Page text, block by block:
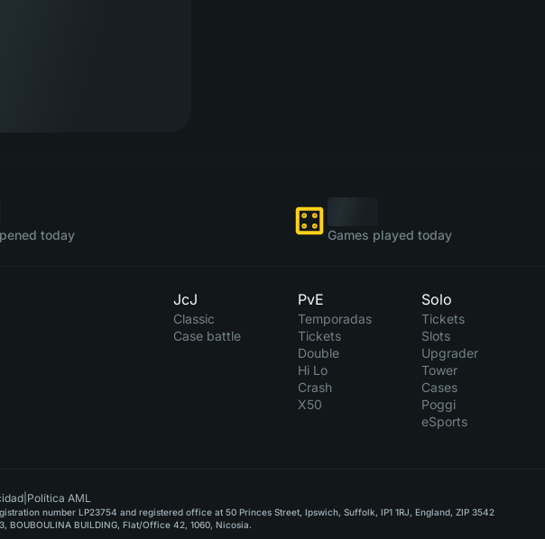
today Games played today
JcJ
Classic
Case battle
PvE
Temporadas
Tickets
Double
Hi Lo
Crash
X50
Solo
Tickets
Slots
Upgrader
Tower
Cases
Poggi
eSports
Política AML
number LP23754 and registered office at 50 Princes Street, Ipswich, Suffolk, IP1 1RJ, England, ZIP 3542
BOUBOULINA BUILDING, Flat/Office 42, 1060, Nicosia.